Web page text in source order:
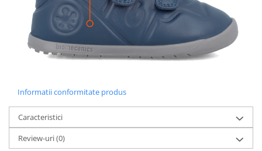
Informatii conformitate produs
Caracteristici
Review-uri(0)